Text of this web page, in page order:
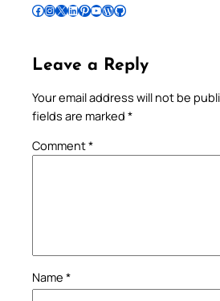
Follow Pradeep on Facebook Follow Pradeep on InstagramFollow Pradeep on X Follow Pradeep on LinkedIn Follow Pradeep on Pinterest Subscribe to Pradeep’s Youtube Channel Follow Pradeep on WordPress Follow Pradeep on GitHub
Leave a Reply
Your email address will not be
fields are marked *
Comment*
Name *